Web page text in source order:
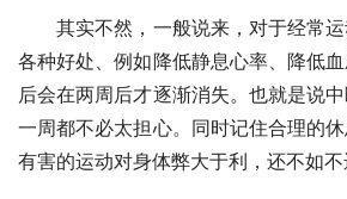
其实不然，一般说来，对于经常运
各种好处、例如降低静息心率、降低
后会在两周后才逐渐消失。也就是说
一周都不必太担心。同时记住合理的休
有害的运动对身体弊大于利，还不如不